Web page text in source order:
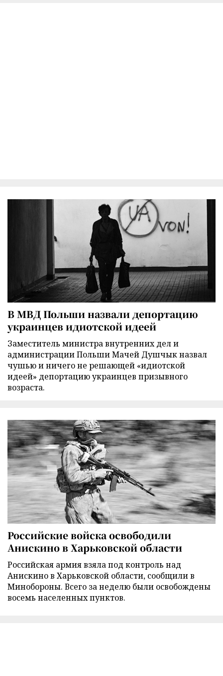
В МВД Польши назвали депортацию
украинцев идиотской идеей
Заместитель министра внутренних дел и
администрации Польши Мачей Душчык назвал
чушью и ничего не решающей «идиотской
идеей» депортацию украинцев призывного
возраста.
Российские войска освободили
Анискино в Харьковской области
Российская армия взяла под контроль над
Анискино в Харьковской области, сообщили в
Минобороны. Всего за неделю были освобождены
восемь населенных пунктов.